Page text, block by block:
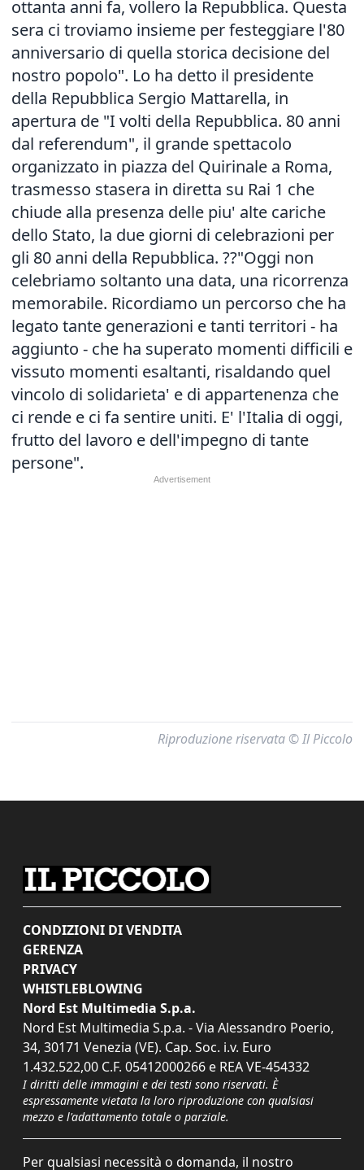
ottanta anni fa, vollero la Repubblica. Questa
sera ci troviamo insieme per festeggiare l'80
anniversario di quella storica decisione del
nostro popolo". Lo ha detto il presidente
della Repubblica Sergio Mattarella, in
apertura de "I volti della Repubblica. 80 anni
dal referendum", il grande spettacolo
organizzato in piazza del Quirinale a Roma,
trasmesso stasera in diretta su Rai 1 che
chiude alla presenza delle piu' alte cariche
dello Stato, la due giorni di celebrazioni per
gli 80 anni della Repubblica. ??"Oggi non
celebriamo soltanto una data, una ricorrenza
memorabile. Ricordiamo un percorso che ha
legato tante generazioni e tanti territori - ha
aggiunto - che ha superato momenti difficili e
vissuto momenti esaltanti, risaldando quel
vincolo di solidarieta' e di appartenenza che
ci rende e ci fa sentire uniti. E' l'Italia di oggi,
frutto del lavoro e dell'impegno di tante
persone".
Riproduzione riservata © Il Piccolo
CONDIZIONI DI VENDITA
GERENZA
PRIVACY
WHISTLEBLOWING
Nord Est Multimedia S.p.a.
Nord Est Multimedia S.p.a. - Via Alessandro Poerio,
34, 30171 Venezia (VE). Cap. Soc. i.v. Euro
1.432.522,00 C.F. 05412000266 e REA VE-454332
I diritti delle immagini e dei testi sono riservati. È
espressamente vietata la loro riproduzione con qualsiasi
mezzo e l'adattamento totale o parziale.
Per qualsiasi necessità o domanda, il nostro